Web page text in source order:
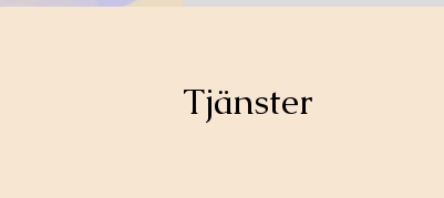
Tjänster